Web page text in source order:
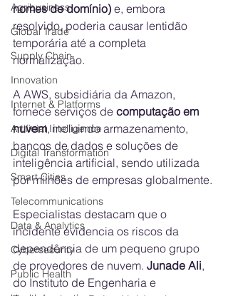
Agribusiness
Global Trade
Supply Chain
Innovation
Internet & Platforms
Artificial Intelligence
Digital Transformation
Smart Cities
Telecommunications
Data & Analytics
Cybersecurity
Public Health
nomes de domínio) e, embora
resolvido, poderia causar lentidão
temporária até a completa
normalização.
A AWS, subsidiária da Amazon,
fornece serviços de computação em
nuvem, incluindo armazenamento,
bancos de dados e soluções de
inteligência artificial, sendo utilizada
por milhões de empresas globalmente.
Especialistas destacam que o
incidente evidencia os riscos da
dependência de um pequeno grupo
de provedores de nuvem. Junade Ali,
do Instituto de Engenharia e